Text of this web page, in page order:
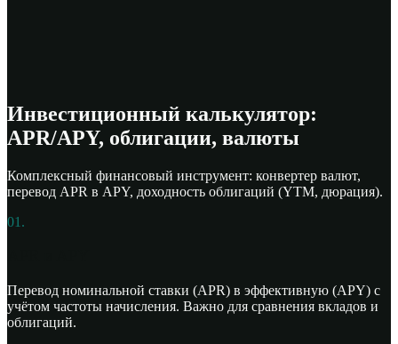
Инвестиционный калькулятор:
APR/APY, облигации, валюты
Комплексный финансовый инструмент: конвертер валют,
перевод APR в APY, доходность облигаций (YTM, дюрация).
01.
Перевод номинальной ставки (APR) в эффективную (APY) с
учётом частоты начисления. Важно для сравнения вкладов и
облигаций.